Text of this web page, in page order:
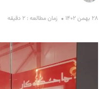
۲۸ بهمن ۱۴۰۲ زمان مطالعه : ۲ دقیقه